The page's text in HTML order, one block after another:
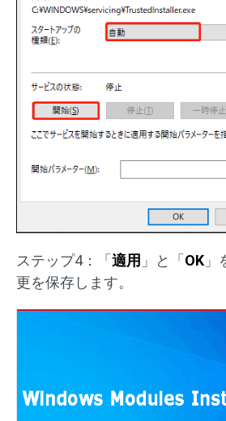
ステップ4：「適用 」と「OK 」
更を保存します。